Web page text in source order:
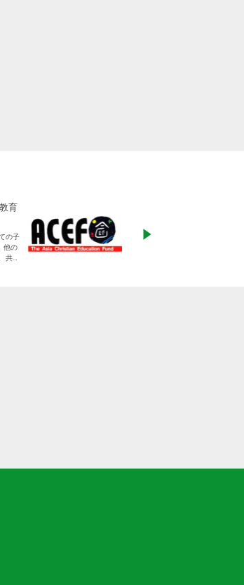
育
の子
他の
共に